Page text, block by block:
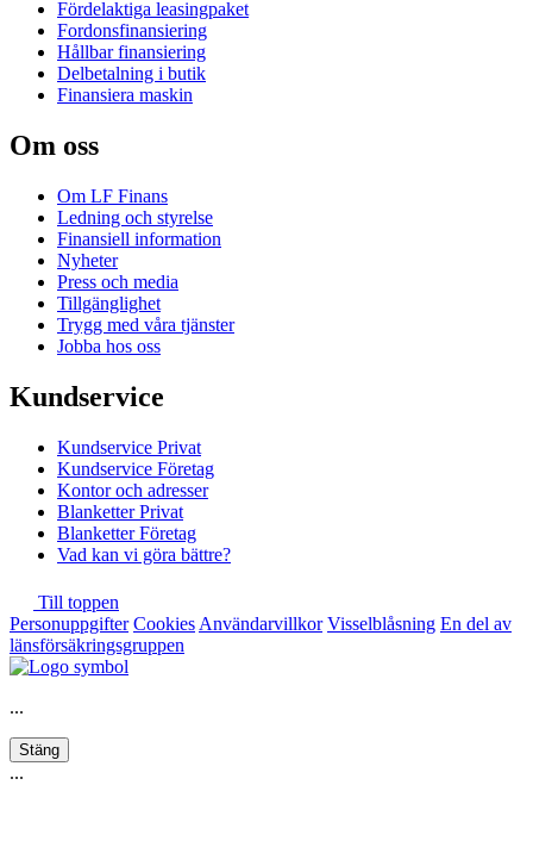
Fördelaktiga leasingpaket
Fordonsfinansiering
Hållbar finansiering
Delbetalning i butik
Finansiera maskin
Om oss
Om LF Finans
Ledning och styrelse
Finansiell information
Nyheter
Press och media
Tillgänglighet
Trygg med våra tjänster
Jobba hos oss
Kundservice
Kundservice Privat
Kundservice Företag
Kontor och adresser
Blanketter Privat
Blanketter Företag
Vad kan vi göra bättre?
Till toppen
Personuppgifter Cookies Användarvillkor Visselblåsning En del av
länsförsäkringsgruppen
...
Stäng
...